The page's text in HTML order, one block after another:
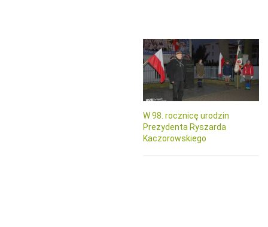
W 98. rocznicę urodzin
Prezydenta Ryszarda
Kaczorowskiego